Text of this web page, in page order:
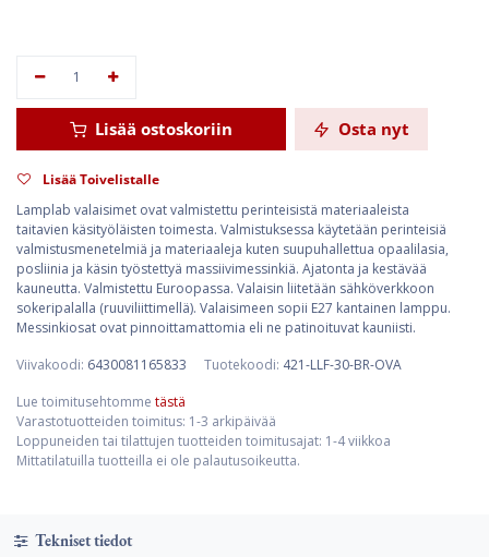
Lisää ostoskoriin Osta nyt
Lisää Toivelistalle
Lamplab valaisimet ovat valmistettu perinteisistä materiaaleista
taitavien käsityöläisten toimesta. Valmistuksessa käytetään perinteisiä
valmistusmenetelmiä ja materiaaleja kuten suupuhallettua opaalilasia,
posliinia ja käsin työstettyä massiivimessinkiä. Ajatonta ja kestävää
kauneutta. Valmistettu Euroopassa. Valaisin liitetään sähköverkkoon
sokeripalalla (ruuviliittimellä). Valaisimeen sopii E27 kantainen lamppu.
Messinkiosat ovat pinnoittamattomia eli ne patinoituvat kauniisti.
Viivakoodi: 6430081165833 Tuotekoodi: 421-LLF-30-BR-OVA
Lue toimitusehtomme tästä
Varastotuotteiden toimitus: 1-3 arkipäivää
Loppuneiden tai tilattujen tuotteiden toimitusajat: 1-4 viikkoa
Mittatilatuilla tuotteilla ei ole palautusoikeutta.
Tekniset tiedot